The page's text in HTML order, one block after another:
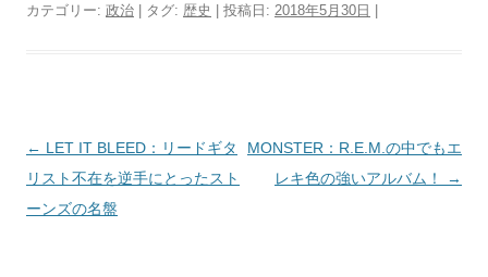
カテゴリー: 政治 | タグ: 歴史 | 投稿日: 2018年5月30日 |
投
稿
ナ
← LET IT BLEED：リードギタ
リスト不在を逆手にとったスト
ーンズの名盤
MONSTER：R.E.M.の中でもエ
レキ色の強いアルバム！
→